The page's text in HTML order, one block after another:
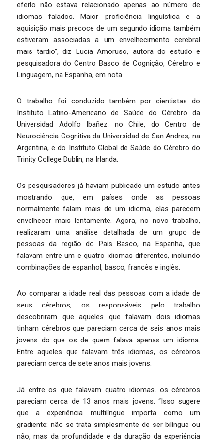
efeito não estava relacionado apenas ao número de
idiomas falados. Maior proficiência linguística e a
aquisição mais precoce de um segundo idioma também
estiveram associadas a um envelhecimento cerebral
mais tardio”, diz Lucia Amoruso, autora do estudo e
pesquisadora do Centro Basco de Cognição, Cérebro e
Linguagem, na Espanha, em nota.
O trabalho foi conduzido também por cientistas do
Instituto Latino-Americano de Saúde do Cérebro da
Universidad Adolfo Ibañez, no Chile, do Centro de
Neurociência Cognitiva da Universidad de San Andres, na
Argentina, e do Instituto Global de Saúde do Cérebro do
Trinity College Dublin, na Irlanda.
Os pesquisadores já haviam publicado um estudo antes
mostrando que, em países onde as pessoas
normalmente falam mais de um idioma, elas parecem
envelhecer mais lentamente. Agora, no novo trabalho,
realizaram uma análise detalhada de um grupo de
pessoas da região do País Basco, na Espanha, que
falavam entre um e quatro idiomas diferentes, incluindo
combinações de espanhol, basco, francês e inglês.
Ao comparar a idade real das pessoas com a idade de
seus cérebros, os responsáveis pelo trabalho
descobriram que aqueles que falavam dois idiomas
tinham cérebros que pareciam cerca de seis anos mais
jovens do que os de quem falava apenas um idioma.
Entre aqueles que falavam três idiomas, os cérebros
pareciam cerca de sete anos mais jovens.
Já entre os que falavam quatro idiomas, os cérebros
pareciam cerca de 13 anos mais jovens. “Isso sugere
que a experiência multilíngue importa como um
gradiente: não se trata simplesmente de ser bilíngue ou
não, mas da profundidade e da duração da experiência